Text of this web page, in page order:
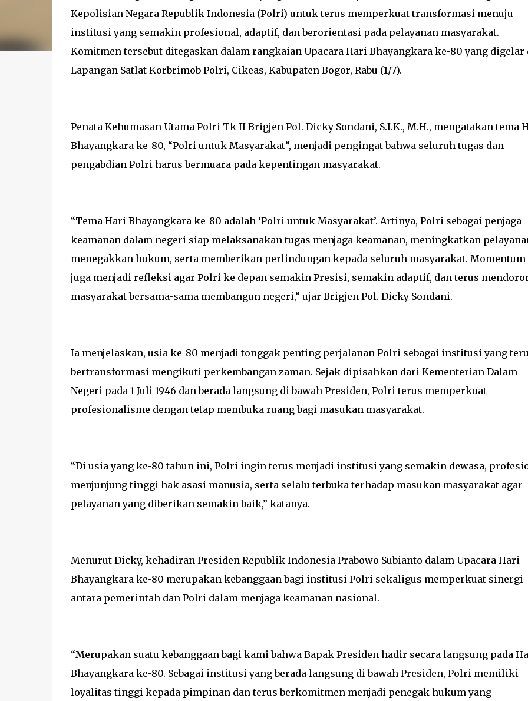
Kepolisian Negara Republik Indonesia (Polri) untuk terus memperkuat transformasi menuju
institusi yang semakin profesional, adaptif, dan berorientasi pada pelayanan masyarakat.
Komitmen tersebut ditegaskan dalam rangkaian Upacara Hari Bhayangkara ke-80 yang digelar
Lapangan Satlat Korbrimob Polri, Cikeas, Kabupaten Bogor, Rabu (1/7).
Penata Kehumasan Utama Polri Tk II Brigjen Pol. Dicky Sondani, S.I.K., M.H., mengatakan tema
Bhayangkara ke-80, “Polri untuk Masyarakat”, menjadi pengingat bahwa seluruh tugas dan
pengabdian Polri harus bermuara pada kepentingan masyarakat.
“Tema Hari Bhayangkara ke-80 adalah ‘Polri untuk Masyarakat’. Artinya, Polri sebagai penjaga
keamanan dalam negeri siap melaksanakan tugas menjaga keamanan, meningkatkan
menegakkan hukum, serta memberikan perlindungan kepada seluruh masyarakat.
juga menjadi refleksi agar Polri ke depan semakin Presisi, semakin adaptif, dan terus
masyarakat bersama-sama membangun negeri,” ujar Brigjen Pol. Dicky Sondani.
Ia menjelaskan, usia ke-80 menjadi tonggak penting perjalanan Polri sebagai institusi yang
bertransformasi mengikuti perkembangan zaman. Sejak dipisahkan dari Kementerian Dalam
Negeri pada 1 Juli 1946 dan berada langsung di bawah Presiden, Polri terus memperkuat
profesionalisme dengan tetap membuka ruang bagi masukan masyarakat.
“Di usia yang ke-80 tahun ini, Polri ingin terus menjadi institusi yang semakin dewasa,
menjunjung tinggi hak asasi manusia, serta selalu terbuka terhadap masukan masyarakat agar
pelayanan yang diberikan semakin baik,” katanya.
Menurut Dicky, kehadiran Presiden Republik Indonesia Prabowo Subianto dalam Upacara Hari
Bhayangkara ke-80 merupakan kebanggaan bagi institusi Polri sekaligus memperkuat sinergi
antara pemerintah dan Polri dalam menjaga keamanan nasional.
“Merupakan suatu kebanggaan bagi kami bahwa Bapak Presiden hadir secara langsung pada
Bhayangkara ke-80. Sebagai institusi yang berada langsung di bawah Presiden, Polri memiliki
loyalitas tinggi kepada pimpinan dan terus berkomitmen menjadi penegak hukum yang